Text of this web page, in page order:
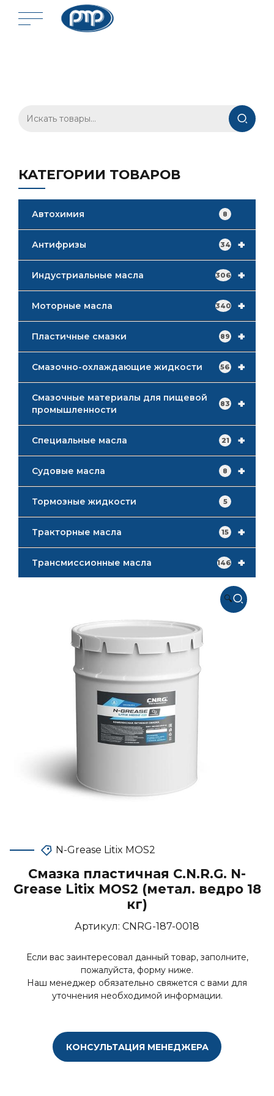
КАТЕГОРИИ ТОВАРОВ
Автохимия 8
+
Антифризы 34
+
Индустриальные масла 306
+
Моторные масла 340
+
Пластичные смазки 89
+
Смазочно-охлаждающие жидкости 56
+
Смазочные материалы для пищевой
промышленности
83
+
Специальные масла 21
+
Судовые масла 8
Тормозные жидкости 5
+
Тракторные масла 15
+
Трансмиссионные масла 146
🔍
N-Grease Litix MOS2
Смазка пластичная C.N.R.G. N-
Grease Litix MOS2 (метал. ведро 18
кг)
Артикул: CNRG-187-0018
Если вас заинтересовал данный товар, заполните,
пожалуйста, форму ниже.
Наш менеджер обязательно свяжется с вами для
уточнения необходимой информации.
КОНСУЛЬТАЦИЯ МЕНЕДЖЕРА